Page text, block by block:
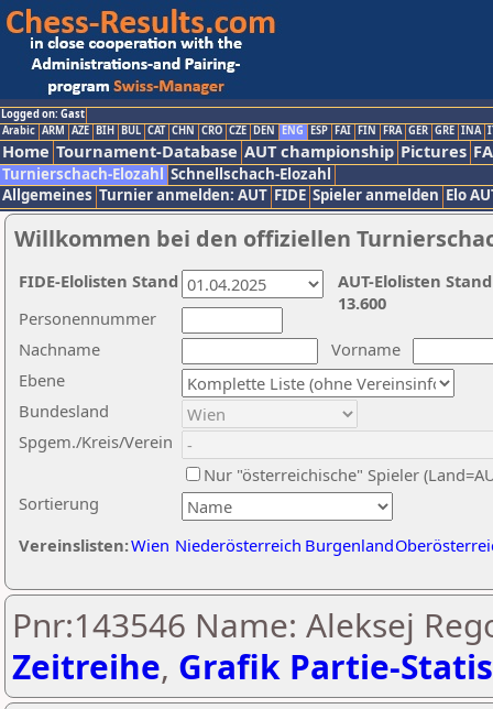
Logged on: Gast
Arabic ARM AZE BIH BUL CAT CHN CRO CZE DEN ENG ESP FAI FIN FRA GER GRE INA
Home Tournament-Database AUT championship Pictures
Turnierschach-Elozahl Schnellschach-Elozahl
Allgemeines Turnier anmelden: AUT FIDE Spieler anmelden Elo
Willkommen bei den offiziellen
Nachname
Vorname
Ebene
Sortierung
Personennummer
Bundesland
Spgem./Kreis/Verein
Nur "österreichische" Spieler
Vereinslisten:Wien Niederösterreich Burgenland
AUT-Elolisten
13.600
FIDE-Elolisten Stand
Pnr:143546 Name: Aleksej
Zeitreihe, Grafik Partie-